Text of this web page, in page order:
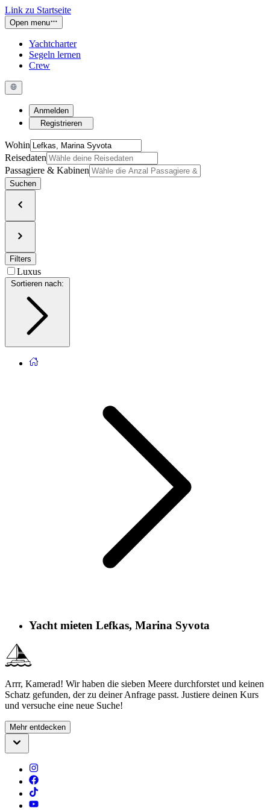
Link zu Startseite
Open menu
Yachtcharter
Segeln lernen
Crew
Anmelden
Registrieren
Wohin
Reisedaten
Passagiere & Kabinen
Suchen
Filters
Luxus
Sortieren nach
Yacht mieten Lefkas, Marina Syvota
Arrr, Kamerad! Wir haben die sieben Meere durchforstet und keinen
Schatz gefunden, der zu deiner Anfrage passt. Justiere deinen Kurs
und versuche eine neue Suche!
Mehr entdecken